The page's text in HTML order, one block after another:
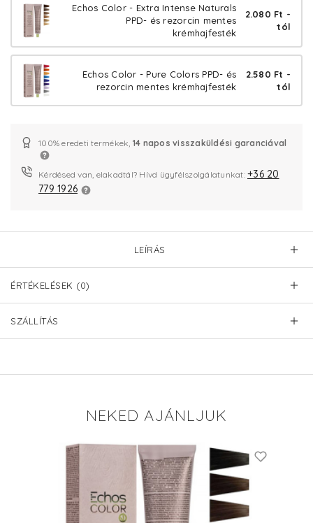
Echos Color - Extra Intense Naturals
PPD- és rezorcin mentes
krémhajfesték
2.080 Ft -
tól
Echos Color - Pure Colors PPD- és
rezorcin mentes krémhajfesték
2.580 Ft -
tól
100% eredeti termékek, 14 napos visszaküldési garanciával
Kérdésed van, elakadtál? Hívd ügyfélszolgálatunkat: +36 20
779 1926
LEÍRÁS
ÉRTÉKELÉSEK (0)
SZÁLLÍTÁS
NEKED AJÁNLJUK